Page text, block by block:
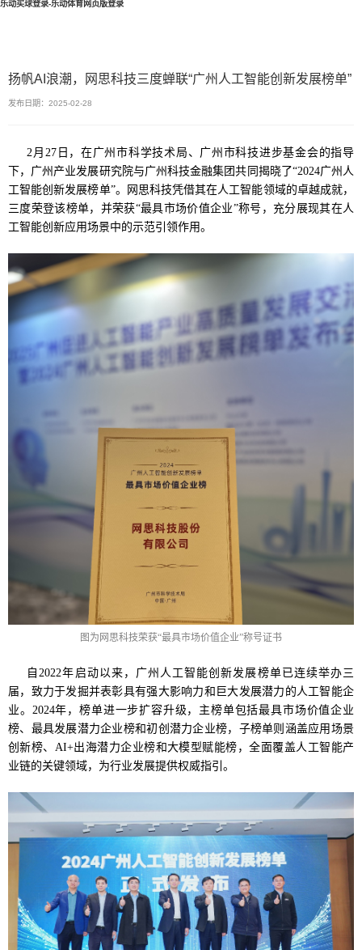
乐动买球登录-乐动体育网页版登录
扬帆AI浪潮，网思科技三度蝉联“广州人工智能创新发展榜单”
发布日期：2025-02-28
2月27日，在广州市科学技术局、广州市科技进步基金会的指导
下，广州产业发展研究院与广州科技金融集团共同揭晓了“2024广州人
工智能创新发展榜单”。网思科技凭借其在人工智能领域的卓越成就，
三度荣登该榜单，并荣获“最具市场价值企业”称号，充分展现其在人
工智能创新应用场景中的示范引领作用。
图为网思科技荣获“最具市场价值企业”称号证书
自2022年启动以来，广州人工智能创新发展榜单已连续举办三
届，致力于发掘并表彰具有强大影响力和巨大发展潜力的人工智能企
业。2024年，榜单进一步扩容升级，主榜单包括最具市场价值企业
榜、最具发展潜力企业榜和初创潜力企业榜，子榜单则涵盖应用场景
创新榜、AI+出海潜力企业榜和大模型赋能榜，全面覆盖人工智能产
业链的关键领域，为行业发展提供权威指引。